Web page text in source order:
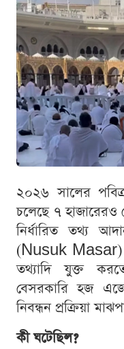
২০২৬ সালের
চলেছে ৭ হাজারেরও
নির্ধারিত তথ্য
(Nusuk Masar)
তথ্যাদি যুক্ত
বেসরকারি হজ
নিবন্ধন প্রক্রিয়া
কী ঘটেছিল?